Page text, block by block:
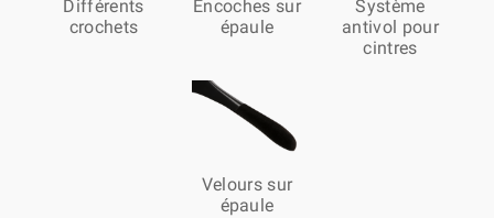
Différents
crochets
Encoches sur
épaule
Système
antivol pour
cintres
Velours sur
épaule